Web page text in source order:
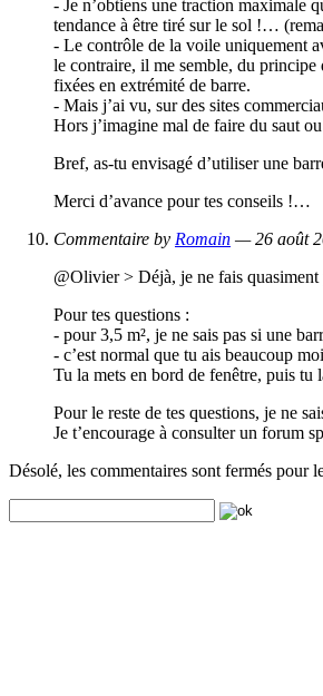
- Je n’obtiens une traction maximale
tendance à être tiré sur le sol !…
- Le contrôle de la voile uniquement
le contraire, il me semble, du principe
fixées en extrémité de barre.
- Mais j’ai vu, sur des sites
Hors j’imagine mal de faire du saut
Bref, as-tu envisagé d’utiliser une
Merci d’avance pour tes conseils !…
Commentaire by Romain — 26 août
@Olivier > Déjà, je ne fais quasiment
Pour tes questions :
- pour 3,5 m², je ne sais pas si une
- c’est normal que tu ais beaucoup
Tu la mets en bord de fenêtre, puis tu
Pour le reste de tes questions, je ne
Je t’encourage à consulter un forum
Désolé, les commentaires sont fermés pour